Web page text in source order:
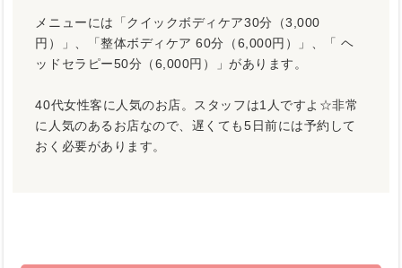
メニューには「クイックボディケア30分（3,000
円）」、「整体ボディケア 60分（6,000円）」、「 ヘ
ッドセラピー50分（6,000円）」があります。
40代女性客に人気のお店。スタッフは1人ですよ☆非常
に人気のあるお店なので、遅くても5日前には予約して
おく必要があります。